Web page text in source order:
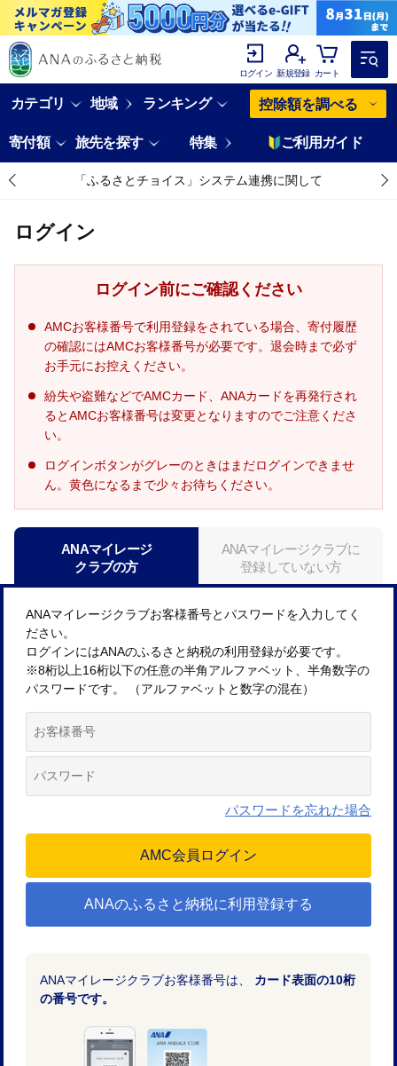
ログイン 新規登録 カート
カテゴリ 地域 ランキング 控除額を調べる
寄付額 旅先を探す 特集 ご利用ガイド
「ふるさとチョイス」システム連携に関して
ログイン
ログイン前にご確認ください
AMCお客様番号で利用登録をされている場合、寄付履歴
の確認にはAMCお客様番号が必要です。退会時まで必ず
お手元にお控えください。
紛失や盗難などでAMCカード、ANAカードを再発行され
るとAMCお客様番号は変更となりますのでご注意くださ
い。
ログインボタンがグレーのときはまだログインできませ
ん。黄色になるまで少々お待ちください。
ANAマイレージ
クラブの方
ANAマイレージクラブに
登録していない方
ANAマイレージクラブお客様番号とパスワードを入力してく
ださい。
ログインにはANAのふるさと納税の利用登録が必要です。
※8桁以上16桁以下の任意の半角アルファベット、半角数字の
パスワードです。 （アルファベットと数字の混在）
パスワードを忘れた場合
ANAのふるさと納税に利用登録する
ANAマイレージクラブお客様番号は、 カード表面の10桁
の番号です。